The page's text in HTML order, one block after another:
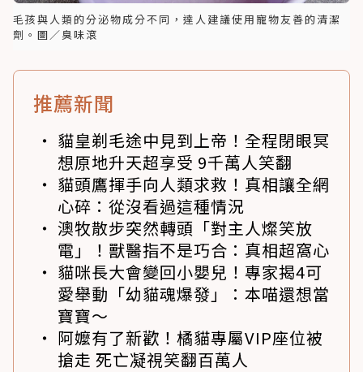
毛孩與人類的分泌物成分不同，達人建議使用寵物友善的清潔
劑。圖／臭味滾
推薦新聞
貓皇剃毛途中見到上帝！全程閉眼冥
想原地升天超享受 9千萬人笑翻
貓頭鷹揮手向人類求救！真相讓全網
心碎：從沒看過這種情況
澳牧散步突然轉頭「對主人燦笑放
電」！獸醫指不是巧合：真相超窩心
貓咪長大會變回小嬰兒！專家揭4可
愛舉動「幼貓魂爆發」：本喵還想當
寶寶～
阿嬤有了新歡！橘貓專屬VIP座位被
搶走 死亡凝視笑翻百萬人